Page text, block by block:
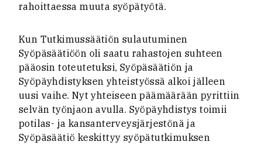
rahoittaessa muuta syöpätyötä.
Kun Tutkimussäätiön sulautuminen
Syöpäsäätiöön oli saatu rahastojen suhteen
pääosin toteutetuksi, Syöpäsäätiön ja
Syöpäyhdistyksen yhteistyössä alkoi jälleen
uusi vaihe. Nyt yhteiseen päämäärään pyrittiin
selvän työnjaon avulla. Syöpäyhdistys toimii
potilas- ja kansanterveysjärjestönä ja
Syöpäsäätiö keskittyy syöpätutkimuksen